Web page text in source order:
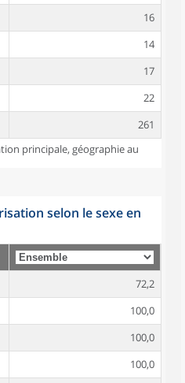
16
14
17
22
261
principale, géographie au
selon le sexe en
72,2
100,0
100,0
100,0